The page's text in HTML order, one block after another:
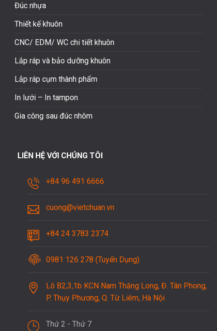
Đúc nhựa
Thiết kế khuôn
CNC/ EDM/ WC chi tiết khuôn
Lắp ráp và bảo dưỡng khuôn
Lắp ráp cụm thành phẩm
In lưới – In tampon
Gia công sau đúc nhôm
LIÊN HỆ VỚI CHÚNG TÔI
+84 96 491 6666
cuong@vietchuan.vn
+84 24 3783 2374
0981 126 278 (Tuyển Dụng)
Lô B2,3,1b KCN Nam Thăng Long, Đ. Tân Phong,
P. Thụy Phương, Q. Từ Liêm, Hà Nội
Thứ 2 - Thứ 7